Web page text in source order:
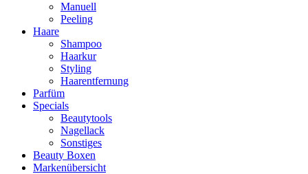
Manuell
Peeling
Haare
Shampoo
Haarkur
Styling
Haarentfernung
Parfüm
Specials
Beautytools
Nagellack
Sonstiges
Beauty Boxen
Markenübersicht